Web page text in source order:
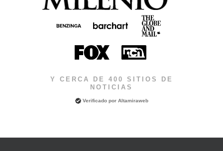
Y CERCA DE 400 SITIOS DE
NOTICIAS
Verificado por Altamiraweb